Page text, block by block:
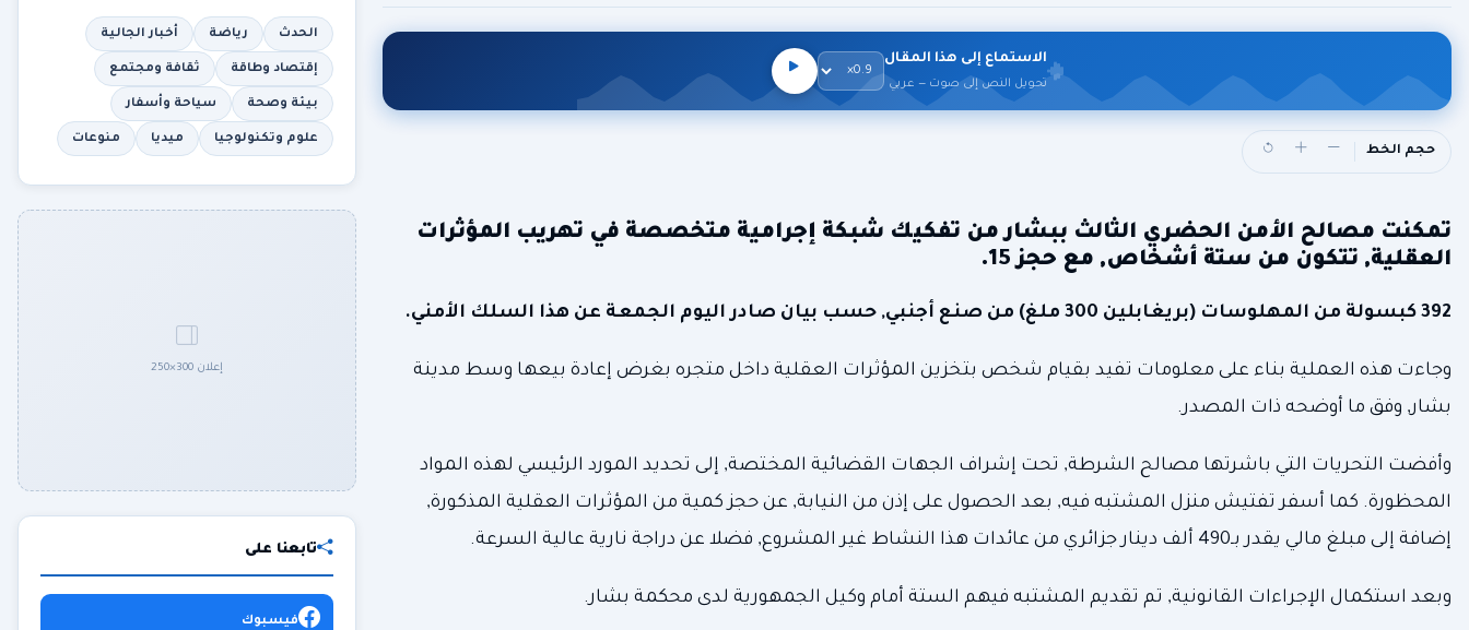
الاستماع إلى هذا المقال
تحويل النص إلى صوت — عربي
حجم الخط
تمكنت مصالح الأمن الحضري الثالث ببشار من تفكيك شبكة إجرامية متخصصة في تهريب المؤثرات
العقلية, تتكون من ستة أشخاص, مع حجز 15.
392 كبسولة من المهلوسات (بريغابلين 300 ملغ) من صنع أجنبي, حسب بيان صادر اليوم الجمعة عن هذا السلك الأمني.
وجاءت هذه العملية بناء على معلومات تفيد بقيام شخص بتخزين المؤثرات العقلية داخل متجره بغرض إعادة بيعها وسط مدينة
بشار, وفق ما أوضحه ذات المصدر.
وأفضت التحريات التي باشرتها مصالح الشرطة, تحت إشراف الجهات القضائية المختصة, إلى تحديد المورد الرئيسي لهذه المواد
المحظورة. كما أسفر تفتيش منزل المشتبه فيه, بعد الحصول على إذن من النيابة, عن حجز كمية من المؤثرات العقلية المذكورة,
إضافة إلى مبلغ مالي يقدر بـ490 ألف دينار جزائري من عائدات هذا النشاط غير المشروع, فضلا عن دراجة نارية عالية السرعة.
وبعد استكمال الإجراءات القانونية, تم تقديم المشتبه فيهم الستة أمام وكيل الجمهورية لدى محكمة بشار.
الحدث رياضة أخبار الجالية
إقتصاد وطاقة ثقافة ومجتمع
بيئة وصحة سياحة وأسفار
علوم وتكنولوجيا ميديا منوعات
إعلان 300×250
تابعنا على
فيسبوك